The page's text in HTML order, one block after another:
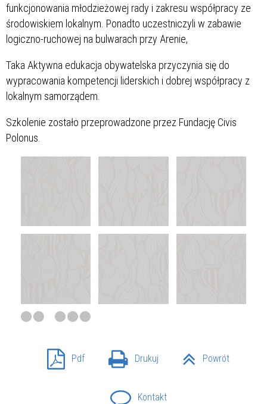
funkcjonowania młodzieżowej rady i zakresu współpracy ze
środowiskiem lokalnym. Ponadto uczestniczyli w zabawie
logiczno-ruchowej na bulwarach przy Arenie,
Taka Aktywna edukacja obywatelska przyczynia się do
wypracowania kompetencji liderskich i dobrej współpracy z
lokalnym samorządem.
Szkolenie zostało przeprowadzone przez Fundację Civis
Polonus.
Pdf Drukuj Powrót
Kontakt